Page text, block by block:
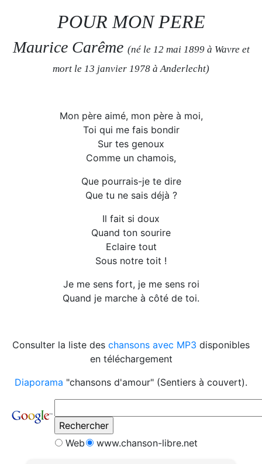
POUR MON PERE
Maurice Carême (né le 12 mai 1899 à Wavre et
mort le 13 janvier 1978 à Anderlecht)
Mon père aimé, mon père à moi,
Toi qui me fais bondir
Sur tes genoux
Comme un chamois,
Que pourrais-je te dire
Que tu ne sais déjà ?
Il fait si doux
Quand ton sourire
Eclaire tout
Sous notre toit !
Je me sens fort, je me sens roi
Quand je marche à côté de toi.
Consulter la liste des chansons avec MP3 disponibles
en téléchargement
Diaporama "chansons d'amour" (Sentiers à couvert).
Web www.chanson-libre.net